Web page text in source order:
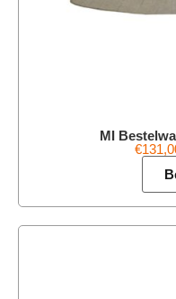
MI
€